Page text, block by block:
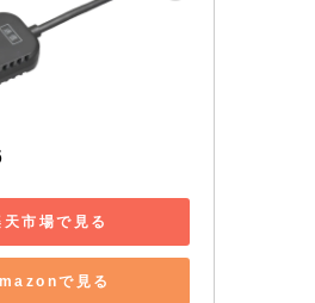
天市場で見る
で見る